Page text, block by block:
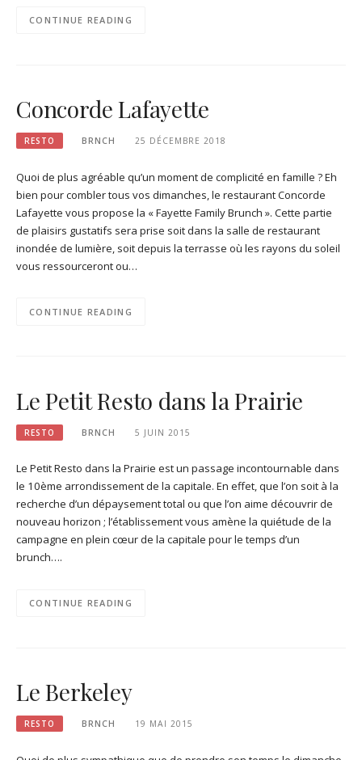
CONTINUE READING
Concorde Lafayette
RESTO BRNCH 25 DÉCEMBRE 2018
Quoi de plus agréable qu’un moment de complicité en famille ? Eh
bien pour combler tous vos dimanches, le restaurant Concorde
Lafayette vous propose la « Fayette Family Brunch ». Cette partie
de plaisirs gustatifs sera prise soit dans la salle de restaurant
inondée de lumière, soit depuis la terrasse où les rayons du soleil
vous ressourceront ou…
CONTINUE READING
Le Petit Resto dans la Prairie
RESTO BRNCH 5 JUIN 2015
Le Petit Resto dans la Prairie est un passage incontournable dans
le 10ème arrondissement de la capitale. En effet, que l’on soit à la
recherche d’un dépaysement total ou que l’on aime découvrir de
nouveau horizon ; l’établissement vous amène la quiétude de la
campagne en plein cœur de la capitale pour le temps d’un
brunch….
CONTINUE READING
Le Berkeley
RESTO BRNCH 19 MAI 2015